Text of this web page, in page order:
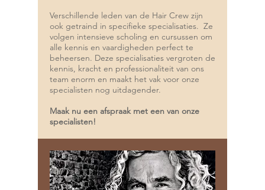
Verschillende leden van de Hair Crew zijn
ook getraind in specifieke specialisaties. Ze
volgen intensieve scholing en cursussen om
alle kennis en vaardigheden perfect te
beheersen. Deze specialisaties vergroten de
kennis, kracht en professionaliteit van ons
team enorm en maakt het vak voor onze
specialisten nog uitdagender.
Maak nu een afspraakmet een van onze
specialisten!